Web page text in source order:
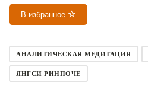
В избранное
АНАЛИТИЧЕСКАЯ МЕДИТАЦИЯ
ЯНГСИ РИНПОЧЕ